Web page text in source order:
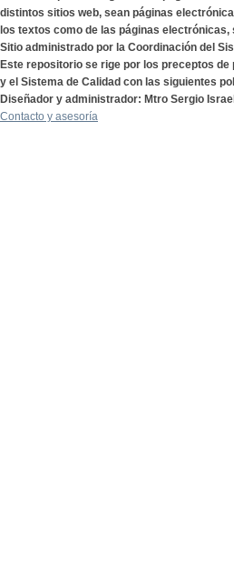
distintos sitios web, sean páginas
los textos como de las páginas
Sitio administrado por la Coordinación del
Este repositorio se rige por los preceptos
y el Sistema de Calidad con las siguientes
Diseñador y administrador: Mtro Sergio
Contacto y asesoría